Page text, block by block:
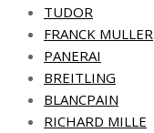
TUDOR
FRANCK MULLER
PANERAI
BREITLING
BLANCPAIN
RICHARD MILLE